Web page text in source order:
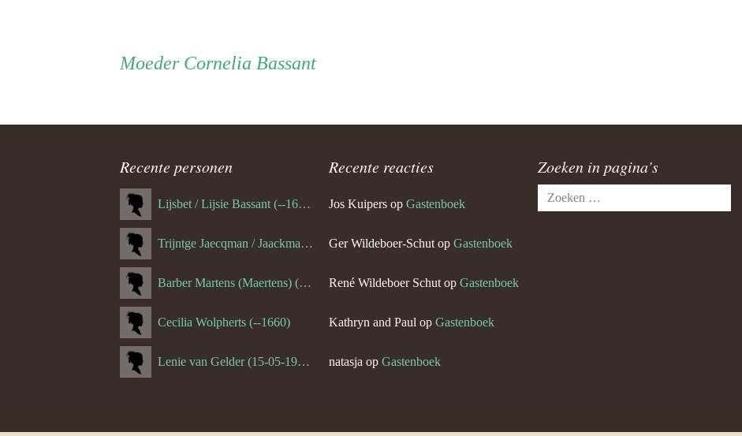
Persoon
ouder
navigatie
Moeder Moeder
Cornelia Bassant
Recente personen
Lijsbet / Lijsie Bassant (--1687)
Trijntge Jaecqman / Jaackman (--1651)
Barber Martens (Maertens) (--1658)
Cecilia Wolpherts (--1660)
Lenie van Gelder (15-05-1970)
Recente reacties
Jos Kuipers op Gastenboek
Ger Wildeboer-Schut op Gastenboek
René Wildeboer Schut op Gastenboek
Kathryn and Paul op Gastenboek
natasja op Gastenboek
Zoeken in pagina’s
Zoeken
naar: